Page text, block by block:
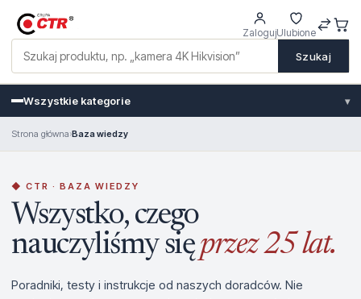
Szukaj
ZalogujUlubione
Wszystkie kategorie ▾
Strona główna›Baza wiedzy
◆ CTR · BAZA WIEDZY
Wszystko, czego
nauczyliśmy sięprzez 25 lat.
Poradniki, testy i instrukcje od naszych doradców. Nie